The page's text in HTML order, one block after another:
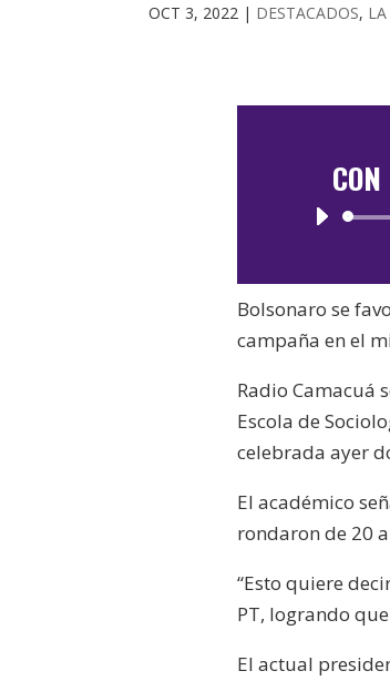
OCT 3, 2022 | DESTACADOS,
Bolsonaro se
campaña en el
Radio Camacuá
Escola de
celebrada ayer
El académico
rondaron de 20
“Esto quiere
PT, logrando
El actual